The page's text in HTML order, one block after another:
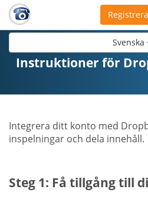
Svenska
Instruktioner för
Integrera ditt konto med
inspelningar och dela innehåll.
Steg 1: Få tillgång till